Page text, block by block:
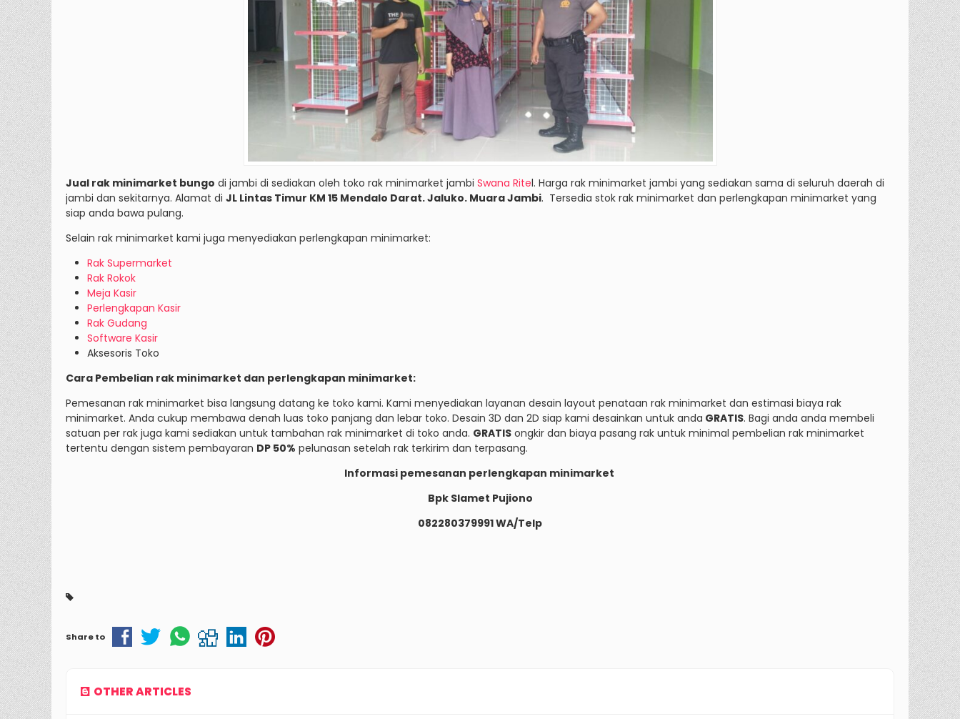
Jual rak minimarket bungo di jambi di sediakan oleh toko rak minimarket jambi Swana Ritel. Harga rak minimarket jambi yang sediakan sama di seluruh daerah di
jambi dan sekitarnya. Alamat di JL Lintas Timur KM 15 Mendalo Darat. Jaluko. Muara Jambi. Tersedia stok rak minimarket dan perlengkapan minimarket yang
siap anda bawa pulang.
Selain rak minimarket kami juga menyediakan perlengkapan minimarket:
Rak Supermarket
Rak Rokok
Meja Kasir
Perlengkapan Kasir
Rak Gudang
Software Kasir
Aksesoris Toko
Cara Pembelian rak minimarket dan perlengkapan minimarket:
Pemesanan rak minimarket bisa langsung datang ke toko kami. Kami menyediakan layanan desain layout penataan rak minimarket dan estimasi biaya rak
minimarket. Anda cukup membawa denah luas toko panjang dan lebar toko. Desain 3D dan 2D siap kami desainkan untuk anda GRATIS. Bagi anda anda membeli
satuan per rak juga kami sediakan untuk tambahan rak minimarket di toko anda. GRATIS ongkir dan biaya pasang rak untuk minimal pembelian rak minimarket
tertentu dengan sistem pembayaran DP 50% pelunasan setelah rak terkirim dan terpasang.
Informasi pemesanan perlengkapan minimarket
Bpk Slamet Pujiono
082280379991 WA/Telp
Share to
OTHER ARTICLES